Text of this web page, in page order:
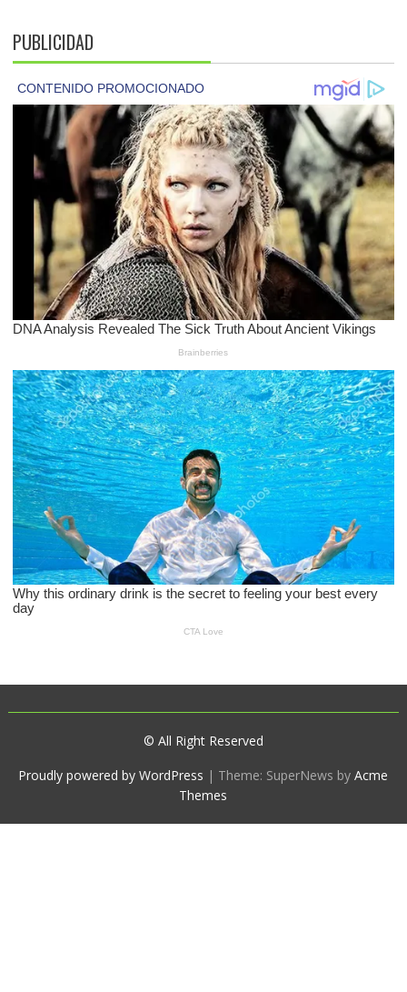
PUBLICIDAD
© All Right Reserved
Proudly powered by WordPress | Theme: SuperNews byAcme
Themes